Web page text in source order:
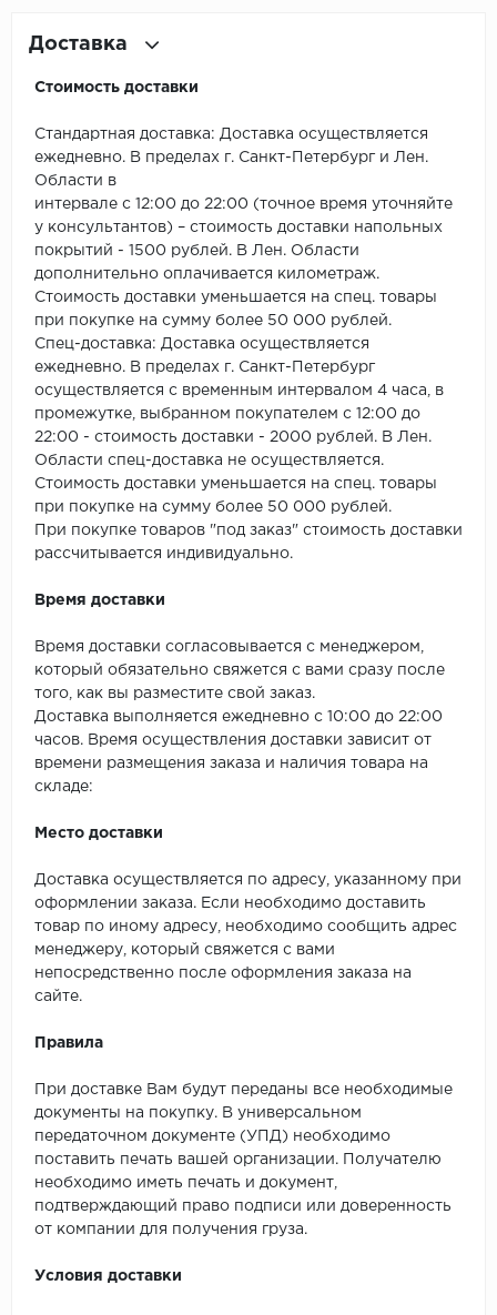
SPC Kronostep
SPC Promo
SPC Stronghold
TANTO
Tarkett
Wonderful Vinyl
Доставка
Стоимость доставки
Стандартная доставка: Доставка осуществляется
ежедневно. В пределах г. Санкт-Петербург и Лен.
Области в
интервале с 12:00 до 22:00 (точное время уточняйте
у консультантов) – стоимость доставки напольных
покрытий - 1500 рублей. В Лен. Области
дополнительно оплачивается километраж.
Стоимость доставки уменьшается на спец. товары
при покупке на сумму более 50 000 рублей.
Спец-доставка: Доставка осуществляется
ежедневно. В пределах г. Санкт-Петербург
осуществляется с временным интервалом 4 часа, в
промежутке, выбранном покупателем с 12:00 до
22:00 - стоимость доставки - 2000 рублей. В Лен.
Области спец-доставка не осуществляется.
Стоимость доставки уменьшается на спец. товары
при покупке на сумму более 50 000 рублей.
При покупке товаров "под заказ" стоимость доставки
рассчитывается индивидуально.
Время доставки
Время доставки согласовывается с менеджером,
который обязательно свяжется с вами сразу после
того, как вы разместите свой заказ.
Доставка выполняется ежедневно с 10:00 до 22:00
часов. Время осуществления доставки зависит от
времени размещения заказа и наличия товара на
складе:
Место доставки
Доставка осуществляется по адресу, указанному при
оформлении заказа. Если необходимо доставить
товар по иному адресу, необходимо сообщить адрес
менеджеру, который свяжется с вами
непосредственно после оформления заказа на
сайте.
Правила
При доставке Вам будут переданы все необходимые
документы на покупку. В универсальном
передаточном документе (УПД) необходимо
поставить печать вашей организации. Получателю
необходимо иметь печать и документ,
подтверждающий право подписи или доверенность
от компании для получения груза.
Условия доставки